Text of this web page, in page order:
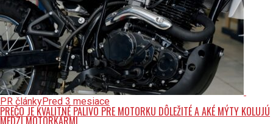
PR článkyPred 3 mesiace
PREČO JE KVALITNÉ PALIVO PRE MOTORKU DÔLEŽITÉ A AKÉ MÝTY KOLUJÚ